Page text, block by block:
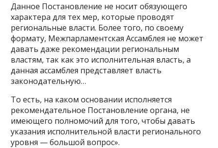
Данное Постановление не носит обязующего
характера для тех мер, которые проводят
региональные власти. Более того, по своему
формату, Межпарламентская Ассамблея не может
давать даже рекомендации региональным
властям, так как это исполнительная власть, а
данная ассамблея представляет власть
законодательную…
То есть, на каком основании исполняется
рекомендательное Постановление органа, не
имеющего полномочий для того, чтобы давать
указания исполнительной власти регионального
уровня — большой вопрос».